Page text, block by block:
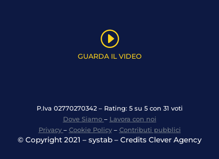
I
GUARDA IL VIDEO
P.Iva 02770270342 – Rating: 5 su 5 con 31 voti
Dove Siamo – Lavora con noi
Privacy – Cookie Policy– Contributi pubblici
© Copyright 2021 – systab – Credits Clever Agency